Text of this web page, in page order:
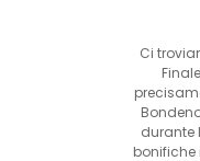
Ci
durante
bonifiche